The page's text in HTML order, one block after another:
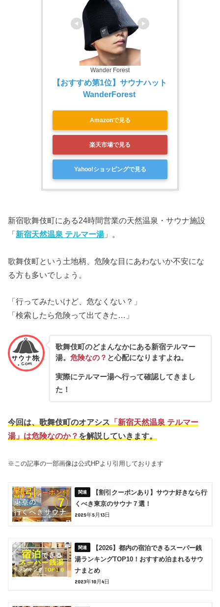
Wander Forest
【おすすめ第1位】サウナハット
WanderForest
Amazonで見る
楽天市場で見る
Yahoo!ショッピングで見る
新宿歌舞伎町にある24時間営業の天然温泉・サウナ施設
「新宿天然温泉 テルマー湯」。
歌舞伎町という土地柄、危険な目にあわないか不安にな
る方も多いでしょう。
「行ってみたいけど、危なくない？」
「検索したら危険って出てきた…」
歌舞伎町のどまんなかにある新宿テルマー
湯。 危険なの？ と心配になりますよね。
実際にテルマー湯へ行って確認してきまし
た！
今回は、歌舞伎町のオアシス 「新宿天然温泉 テルマー
湯」は危険なのか？ を解説していきます。
※この記事の一部画像は公式HPより引用しております
【割引クーポンあり】サウナ好きなら行
くべき東京のサウナ７選！
2025年5月13日
【2026】都内の宿泊できるスーパー銭
湯ランキングTOP10！おすすめ泊まれるサウ
ナまとめ
2023年10月4日